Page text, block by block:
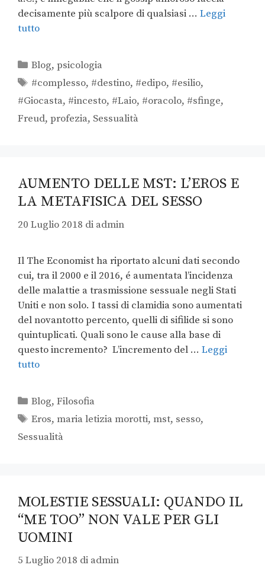
decisamente più scalpore di qualsiasi … Leggi
tutto
Blog,psicologia
#complesso, #destino, #edipo, #esilio,
#Giocasta, #incesto, #Laio, #oracolo, #sfinge,
Freud, profezia, Sessualità
AUMENTO DELLE MST: L’EROS E
LA METAFISICA DEL SESSO
20 Luglio 2018 di admin
Il The Economist ha riportato alcuni dati secondo
cui, tra il 2000 e il 2016, é aumentata l’incidenza
delle malattie a trasmissione sessuale negli Stati
Uniti e non solo. I tassi di clamidia sono aumentati
del novantotto percento, quelli di sifilide si sono
quintuplicati. Quali sono le cause alla base di
questo incremento? L’incremento del … Leggi
tutto
Blog,Filosofia
Eros,maria letizia morotti,mst, sesso,
Sessualità
MOLESTIE SESSUALI: QUANDO IL
“ME TOO” NON VALE PER GLI
UOMINI
5 Luglio 2018 di admin